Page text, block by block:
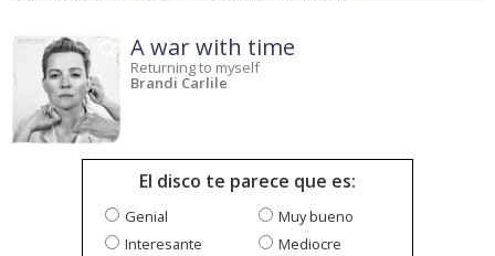
A war with time
Returning to myself
Brandi Carlile
El disco te parece que es:
Genial
Muy bueno
Interesante
Mediocre